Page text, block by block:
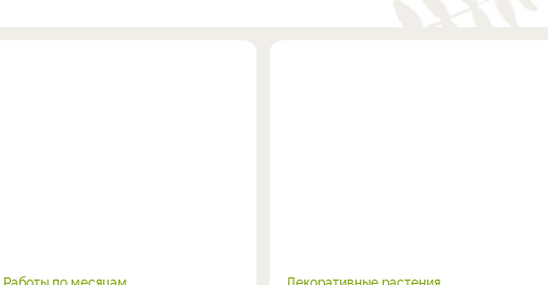
Работы по месяцам Декоративные растения